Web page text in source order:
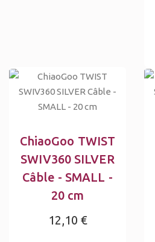
ChiaoGoo TWIST
SWIV360 SILVER
Câble - SMALL -
20 cm
12,10 €